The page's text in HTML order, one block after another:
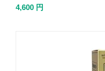
4,600 円